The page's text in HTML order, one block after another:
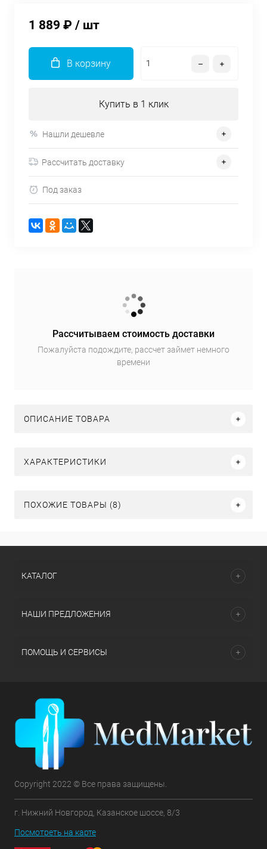
1 889 ₽ / шт
В корзину
Купить в 1 клик
Нашли дешевле
Рассчитать доставку
Под заказ
Рассчитываем стоимость доставки
Пожалуйста подождите, рассчет займет немного
времени
ОПИСАНИЕ ТОВАРА
ХАРАКТЕРИСТИКИ
ПОХОЖИЕ ТОВАРЫ (8)
КАТАЛОГ
НАШИ ПРЕДЛОЖЕНИЯ
ПОМОЩЬ И СЕРВИСЫ
Copyright 2022 © Все права защищены.
г. Нижний Новгород, Казанское шоссе, 8/3
Посмотреть на карте